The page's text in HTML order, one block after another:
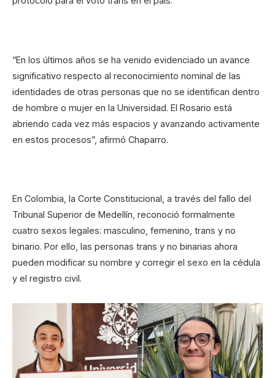
“En los últimos años se ha venido evidenciado un avance
significativo respecto al reconocimiento nominal de las
identidades de otras personas que no se identifican dentro
de hombre o mujer en la Universidad. El Rosario está
abriendo cada vez más espacios y avanzando activamente
en estos procesos”, afirmó Chaparro.
En Colombia, la Corte Constitucional, a través del fallo del
Tribunal Superior de Medellín, reconoció formalmente
cuatro sexos legales: masculino, femenino, trans y no
binario. Por ello, las personas trans y no binarias ahora
pueden modificar su nombre y corregir el sexo en la cédula
y el registro civil.